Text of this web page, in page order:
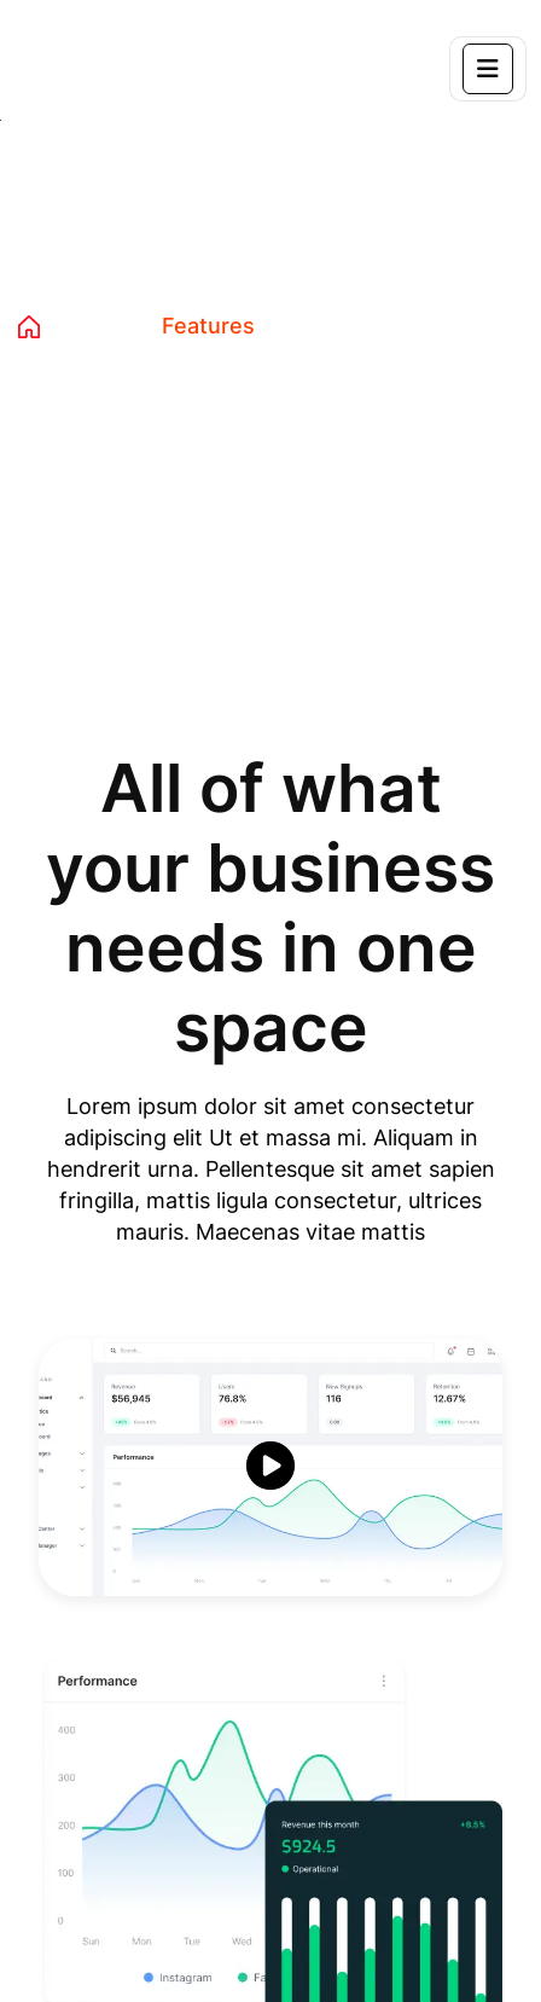
Features
All of what
your business
needs in one
space
Lorem ipsum dolor sit amet consectetur
adipiscing elit Ut et massa mi. Aliquam in
hendrerit urna. Pellentesque sit amet sapien
fringilla, mattis ligula consectetur, ultrices
mauris. Maecenas vitae mattis